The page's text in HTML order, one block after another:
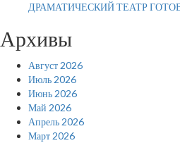
ДРАМАТИЧЕСКИЙ ТЕАТР
Архивы
Август 2026
Июль 2026
Июнь 2026
Май 2026
Апрель 2026
Март 2026